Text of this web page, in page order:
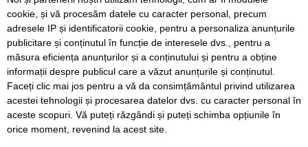
SERVICII Redactia
Folosinta Cookie-urilor
Termeni si conditii de utilizare
Politica de confidentialitate
Regulament postare și moderare comentarii
cookie, și vă procesăm datele cu caracter personal, precum
adresele IP și identificatorii cookie, pentru a personaliza anunțurile
publicitare și conținutul în funcție de interesele dvs., pentru a
măsura eficiența anunțurilor și a conținutului și pentru a obține
informații despre publicul care a văzut anunțurile și conținutul.
Faceți clic mai jos pentru a vă da consimțământul privind utilizarea
acestei tehnologii și procesarea datelor dvs. cu caracter personal în
aceste scopuri. Vă puteți răzgândi și puteți schimba opțiunile în
orice moment, revenind la acest site.